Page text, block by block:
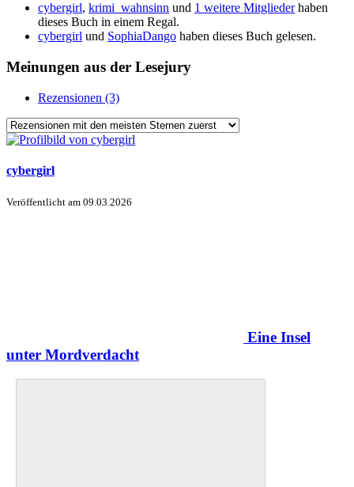
cybergirl, krimi_wahnsinn und 1 weitere Mitgliederhaben
dieses Buch in einem Regal.
cybergirl und SophiaDango haben dieses Buch gelesen.
Meinungen aus der Lesejury
Rezensionen (3)
cybergirl
Veröffentlicht am 09.03.2026
Eine Insel
unter Mordverdacht